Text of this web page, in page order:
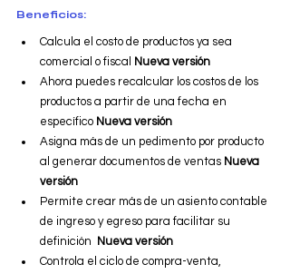
Beneficios:
Calcula el costo de productos ya sea
comercial o fiscal
Nueva versión
Ahora puedes recalcular los costos de los
productos a partir de una fecha en
específico Nueva versión
Asigna más de un pedimento por producto
al generar documentos de ventas Nueva
versión
Permite crear más de un asiento contable
de ingreso y egreso para facilitar su
definición
Nueva versión
Controla el ciclo de compra-venta,